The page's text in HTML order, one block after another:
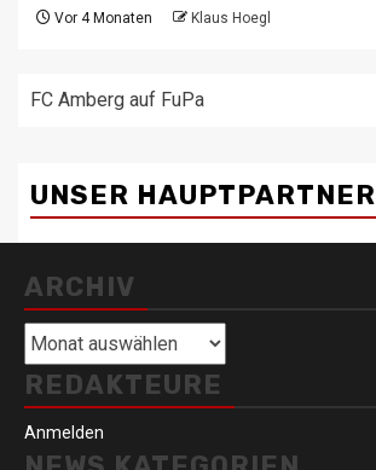
Vor 4 Monaten Klaus Hoegl
FC Amberg auf FuPa
UNSER HAUPTPARTNER
ARCHIV
Archiv
REDAKTEURE
Anmelden